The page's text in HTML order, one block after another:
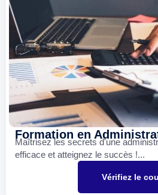
Formation en
Maîtrisez les secrets d'une
efficace et atteignez le succès !...
Vérifiez le